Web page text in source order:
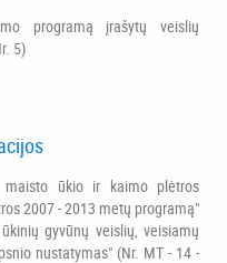
programą įrašytų veislių
5)
ūkio ir kaimo plėtros
2007 - 2013 metų programą"
gyvūnų veislių, veisiamų
nustatymas" (Nr. MT - 14 -